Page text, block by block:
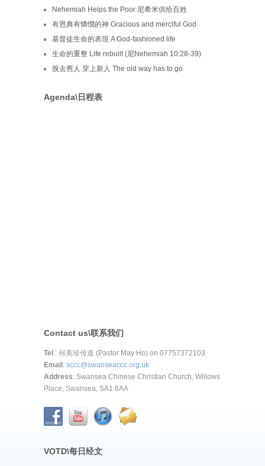
Nehemiah Helps the Poor 尼希米供给百姓
有恩典有憐憫的神 Gracious and merciful God
基督徒生命的表現 A God-fashioned life
生命的重整 Life rebuilt (尼Nehemiah 10:28-39)
脫去舊人 穿上新人 The old way has to go
Agenda\日程表
Contact us\联系我们
Tel.: 何美珍传道 (Pastor May Ho) on 07757372103
Email: sccc@swanseaccc.org.uk
Address: Swansea Chinese Christian Church, Willows
Place, Swansea, SA1 6AA
VOTD\每日经文